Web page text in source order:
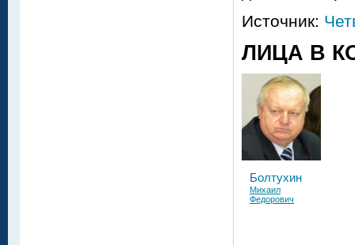
Источник:
ЛИЦА В
Болтухин
Михаил
Федорович